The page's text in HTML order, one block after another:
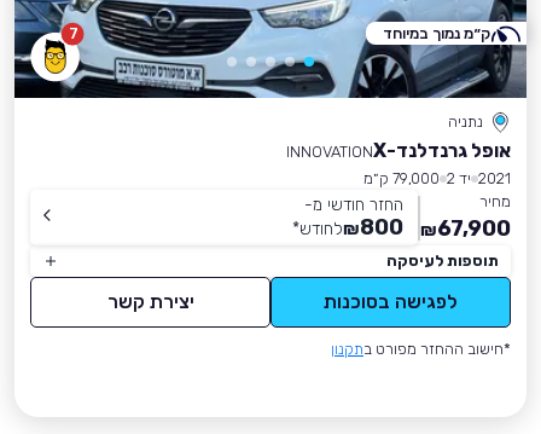
7
נתניה
אופל גרנדלנד-X
INNOVATION
2021 יד 2
79,000 ק״מ
מחיר
67,900
₪
החזר חודשי מ-
800
₪לחודש*
תוספות לעיסקה
לפגישה בסוכנות יצירת קשר
*חישוב ההחזר מפורט בתקנון
ק״מ נמוך במיוחד